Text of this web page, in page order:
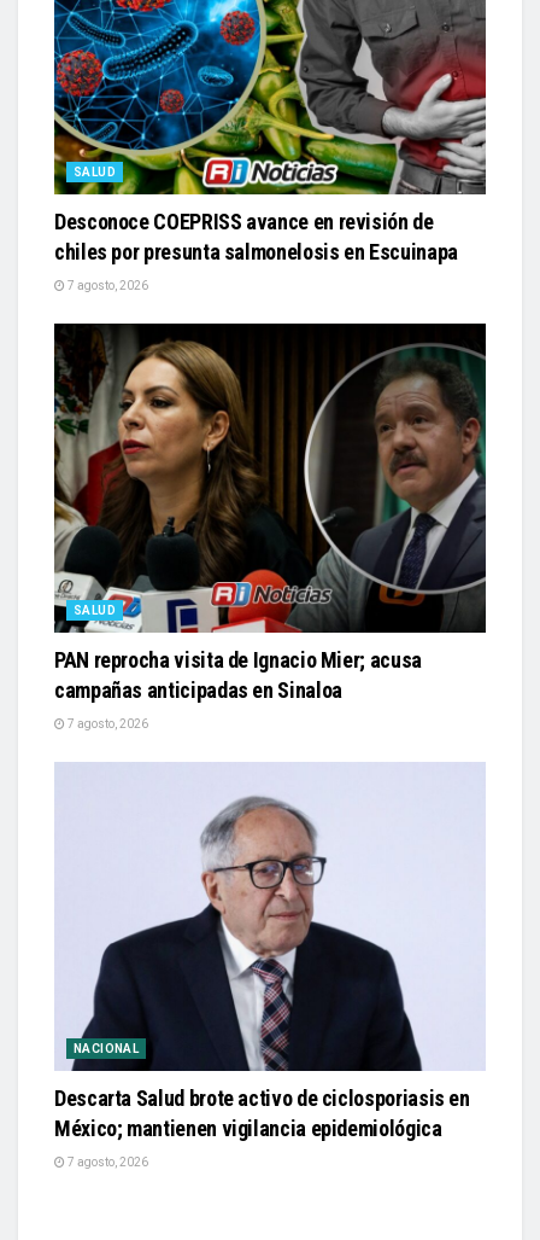
SALUD
Desconoce COEPRISS avance en revisión de
chiles por presunta salmonelosis en Escuinapa
7 agosto, 2026
SALUD
PAN reprocha visita de Ignacio Mier; acusa
campañas anticipadas en Sinaloa
7 agosto, 2026
NACIONAL
Descarta Salud brote activo de ciclosporiasis en
México; mantienen vigilancia epidemiológica
7 agosto, 2026